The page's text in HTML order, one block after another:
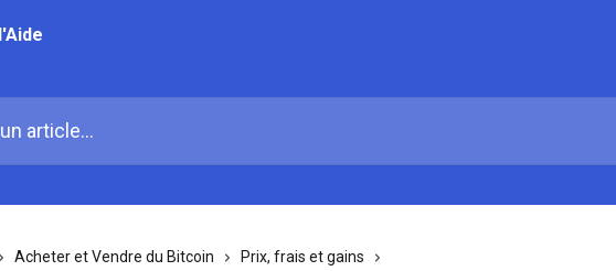
Acheter et Vendre du Bitcoin
Prix, frais et gains